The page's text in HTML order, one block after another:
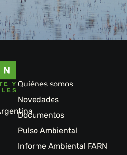
Quiénes somos
Novedades
Documentos
Pulso Ambiental
Informe Ambiental FARN